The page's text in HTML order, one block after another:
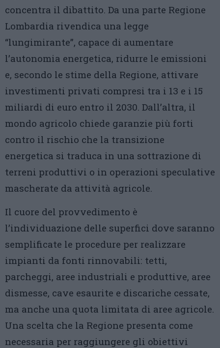
concentra il dibattito. Da una parte Regione
Lombardia rivendica una legge
“lungimirante”, capace di aumentare
l’autonomia energetica, ridurre le emissioni
e, secondo le stime della Regione, attivare
investimenti privati compresi tra i 13 e i 15
miliardi di euro entro il 2030. Dall’altra, il
mondo agricolo chiede garanzie più forti
contro il rischio che la transizione
energetica si traduca in una sottrazione di
terreni produttivi o in operazioni speculative
mascherate da attività agricole.
Il cuore del provvedimento è
l’individuazione delle superfici dove saranno
semplificate le procedure per realizzare
impianti da fonti rinnovabili: tetti,
parcheggi, aree industriali e produttive, aree
dismesse, cave esaurite e discariche cessate,
ma anche una quota limitata di aree agricole.
Una scelta che la Regione presenta come
necessaria per raggiungere gli obiettivi